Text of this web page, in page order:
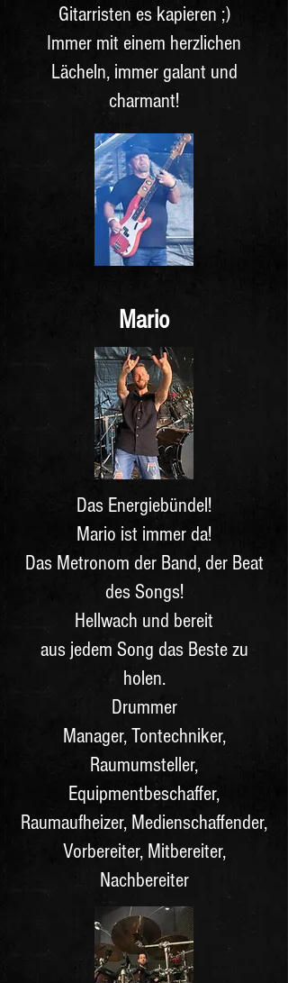
Gitarristen es kapieren ;)
Immer mit einem herzlichen
Lächeln, immer galant und
charmant!
Mario
Das Energiebündel!
Mario ist immer da!
Das Metronom der Band, der Beat
des Songs!
Hellwach und bereit
aus jedem Song das Beste zu
holen.
Drummer
Manager, Tontechniker,
Raumumsteller,
Equipmentbeschaffer,
Raumaufheizer, Medienschaffender,
Vorbereiter, Mitbereiter,
Nachbereiter